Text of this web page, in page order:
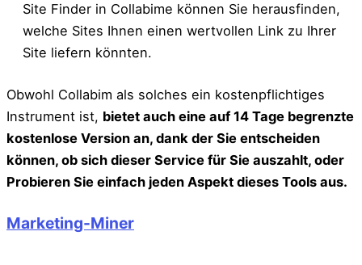
Site Finder in Collabime können Sie herausfinden,
welche Sites Ihnen einen wertvollen Link zu Ihrer
Site liefern könnten.
Obwohl Collabim als solches ein kostenpflichtiges
Instrument ist, bietet auch eine auf 14 Tage begrenzte
kostenlose Version an, dank der Sie entscheiden
können, ob sich dieser Service für Sie auszahlt, oder
Probieren Sie einfach jeden Aspekt dieses Tools aus.
Marketing-Miner